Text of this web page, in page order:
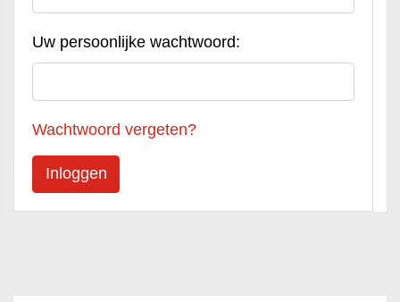
Uw persoonlijke wachtwoord:
Wachtwoord vergeten?